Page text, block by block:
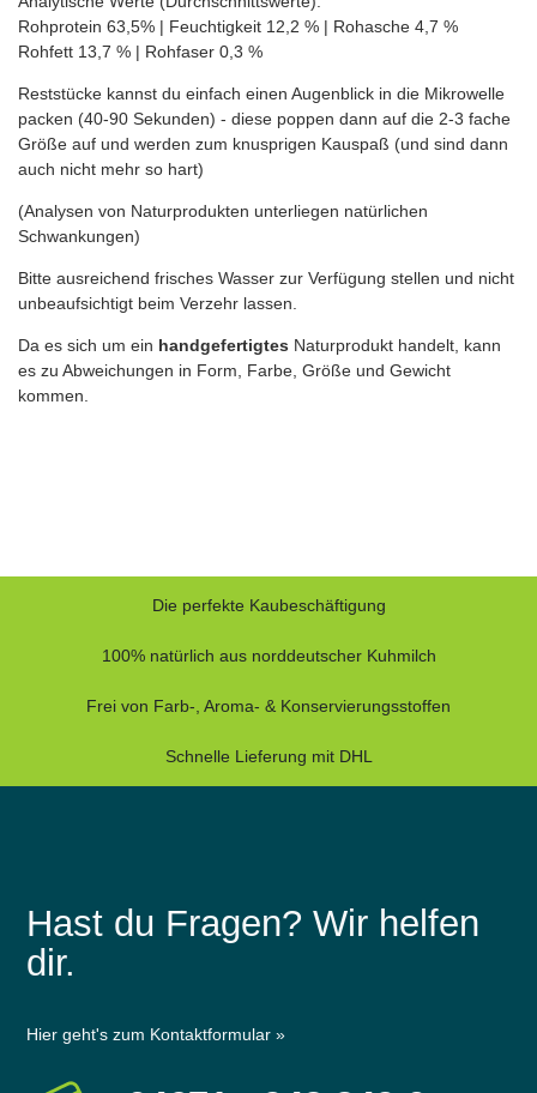
Rohprotein 63,5% | Feuchtigkeit 12,2 % | Rohasche 4,7 %
Rohfett 13,7 % | Rohfaser 0,3 %
Reststücke kannst du einfach einen Augenblick in die Mikrowelle
packen (40-90 Sekunden) - diese poppen dann auf die 2-3 fache
Größe auf und werden zum knusprigen Kauspaß (und sind dann
auch nicht mehr so hart)
(Analysen von Naturprodukten unterliegen natürlichen
Schwankungen)
Bitte ausreichend frisches Wasser zur Verfügung stellen und nicht
unbeaufsichtigt beim Verzehr lassen.
Da es sich um ein handgefertigtes Naturprodukt handelt, kann
es zu Abweichungen in Form, Farbe, Größe und Gewicht
kommen.
Die perfekte Kaubeschäftigung
100% natürlich aus norddeutscher Kuhmilch
Frei von Farb-, Aroma- & Konservierungsstoffen
Schnelle Lieferung mit DHL
Hast du Fragen? Wir helfen
dir.
Hier geht's zum Kontaktformular »